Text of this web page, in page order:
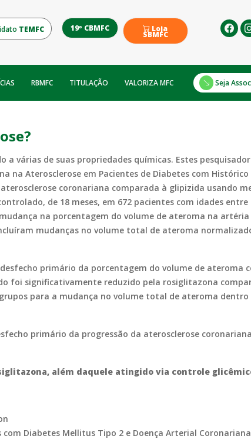
TEMFC 19º CBMFC Loja
SBMFC
RBMFC TITULAÇÃO VALORIZA MFC Seja
várias de suas propriedades químicas. Estes
na Aterosclerose em Pacientes de Diabetes com
coronariana comparada à glipizida usando
de 18 meses, em 672 pacientes com idades entre
na porcentagem do volume de ateroma na
mudanças no volume total de ateroma
primário da porcentagem do volume de ateroma
foi significativamente reduzido pela rosiglitazona
para a mudança no volume total de ateroma
primário da progressão da aterosclerose
além daquele atingido via controle
Diabetes Mellitus Tipo 2 e Doença Arterial